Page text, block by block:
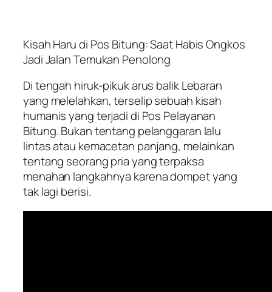
Kisah Haru di Pos Bitung: Saat Habis Ongkos
Jadi Jalan Temukan Penolong
Di tengah hiruk-pikuk arus balik Lebaran
yang melelahkan, terselip sebuah kisah
humanis yang terjadi di Pos Pelayanan
Bitung. Bukan tentang pelanggaran lalu
lintas atau kemacetan panjang, melainkan
tentang seorang pria yang terpaksa
menahan langkahnya karena dompet yang
tak lagi berisi.